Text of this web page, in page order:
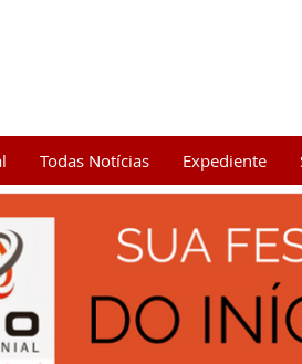
Todas Notícias Expediente